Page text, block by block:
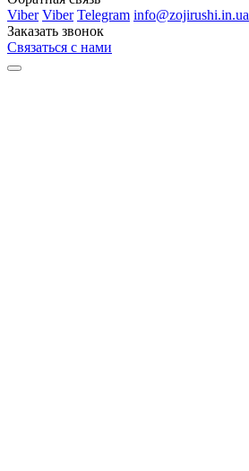
Viber Viber Telegram info@zojirushi.in.ua
Заказать звонок
Связаться с нами